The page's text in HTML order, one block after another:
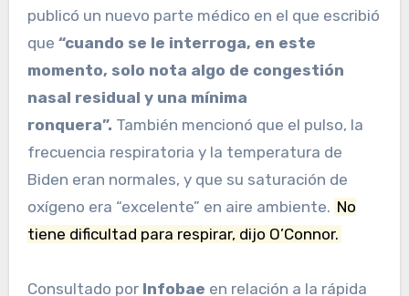
publicó un nuevo parte médico en el que escribió
que “cuando se le interroga, en este
momento, solo nota algo de congestión
nasal residual y una mínima
ronquera”. También mencionó que el pulso, la
frecuencia respiratoria y la temperatura de
Biden eran normales, y que su saturación de
oxígeno era “excelente” en aire ambiente. No
tiene dificultad para respirar, dijo O’Connor.
Consultado por Infobae en relación a la rápida